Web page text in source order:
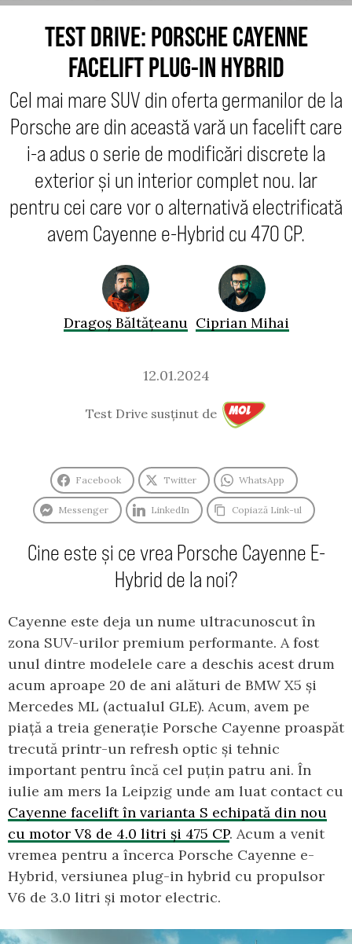
TEST DRIVE: PORSCHE CAYENNE
FACELIFT PLUG-IN HYBRID
Cel mai mare SUV din oferta germanilor de la
Porsche are din această vară un facelift care
i-a adus o serie de modificări discrete la
exterior și un interior complet nou. Iar
pentru cei care vor o alternativă electrificată
avem Cayenne e-Hybrid cu 470 CP.
Dragoș Băltățeanu Ciprian Mihai
12.01.2024
Test Drive susținut de
Facebook Twitter WhatsApp
Messenger LinkedIn Copiază Link-ul
Cine este și ce vrea Porsche Cayenne E-
Hybrid de la noi?
Cayenne este deja un nume ultracunoscut în
zona SUV-urilor premium performante. A fost
unul dintre modelele care a deschis acest drum
acum aproape 20 de ani alături de BMW X5 și
Mercedes ML (actualul GLE). Acum, avem pe
piață a treia generație Porsche Cayenne proaspăt
trecută printr-un refresh optic și tehnic
important pentru încă cel puțin patru ani. În
iulie am mers la Leipzig unde am luat contact cu
Cayenne facelift în varianta S echipată din nou
cu motor V8 de 4.0 litri și 475 CP. Acum a venit
vremea pentru a încerca Porsche Cayenne e-
Hybrid, versiunea plug-in hybrid cu propulsor
V6 de 3.0 litri și motor electric.